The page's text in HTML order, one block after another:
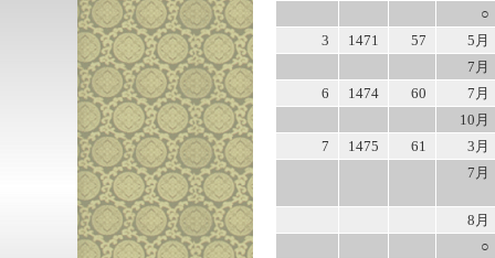
○
3
1471 57
5月
7月
6
1474 60
7月
10月
7
1475 61
3月
7月
8月
○